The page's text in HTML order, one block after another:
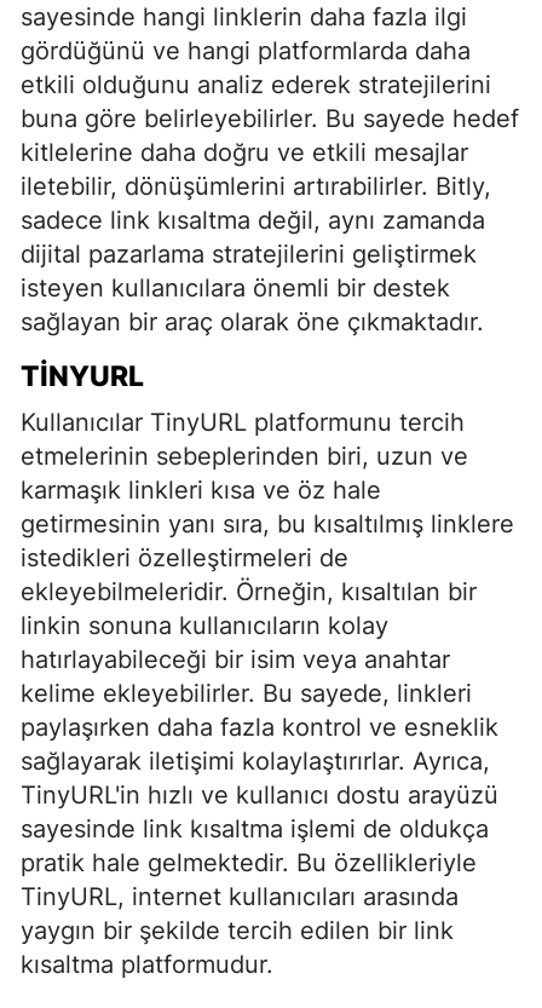
sayesinde hangi linklerin daha fazla ilgi
gördüğünü ve hangi platformlarda daha
etkili olduğunu analiz ederek stratejilerini
buna göre belirleyebilirler. Bu sayede hedef
kitlelerine daha doğru ve etkili mesajlar
iletebilir, dönüşümlerini artırabilirler. Bitly,
sadece link kısaltma değil, aynı zamanda
dijital pazarlama stratejilerini geliştirmek
isteyen kullanıcılara önemli bir destek
sağlayan bir araç olarak öne çıkmaktadır.
TINYURL
Kullanıcılar TinyURL platformunu tercih
etmelerinin sebeplerinden biri, uzun ve
karmaşık linkleri kısa ve öz hale
getirmesinin yanı sıra, bu kısaltılmış linklere
istedikleri özelleştirmeleri de
ekleyebilmeleridir. Örneğin, kısaltılan bir
linkin sonuna kullanıcıların kolay
hatırlayabileceği bir isim veya anahtar
kelime ekleyebilirler. Bu sayede, linkleri
paylaşırken daha fazla kontrol ve esneklik
sağlayarak iletişimi kolaylaştırırlar. Ayrıca,
TinyURL'in hızlı ve kullanıcı dostu arayüzü
sayesinde link kısaltma işlemi de oldukça
pratik hale gelmektedir. Bu özellikleriyle
TinyURL, internet kullanıcıları arasında
yaygın bir şekilde tercih edilen bir link
kısaltma platformudur.